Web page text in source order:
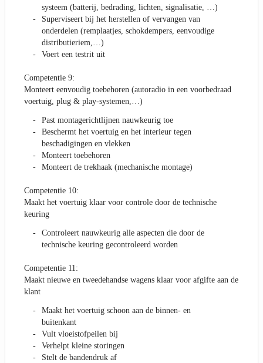
systeem (batterij, bedrading, lichten, signalisatie, …)
Superviseert bij het herstellen of vervangen van
onderdelen (remplaatjes, schokdempers, eenvoudige
distributieriem,…)
Voert een testrit uit
Competentie 9:
Monteert eenvoudig toebehoren (autoradio in een voorbedraad
voertuig, plug & play-systemen,…)
Past montagerichtlijnen nauwkeurig toe
Beschermt het voertuig en het interieur tegen
beschadigingen en vlekken
Monteert toebehoren
Monteert de trekhaak (mechanische montage)
Competentie 10:
Maakt het voertuig klaar voor controle door de technische
keuring
Controleert nauwkeurig alle aspecten die door de
technische keuring gecontroleerd worden
Competentie 11:
Maakt nieuwe en tweedehandse wagens klaar voor afgifte aan de
klant
Maakt het voertuig schoon aan de binnen- en
buitenkant
Vult vloeistofpeilen bij
Verhelpt kleine storingen
Stelt de bandendruk af